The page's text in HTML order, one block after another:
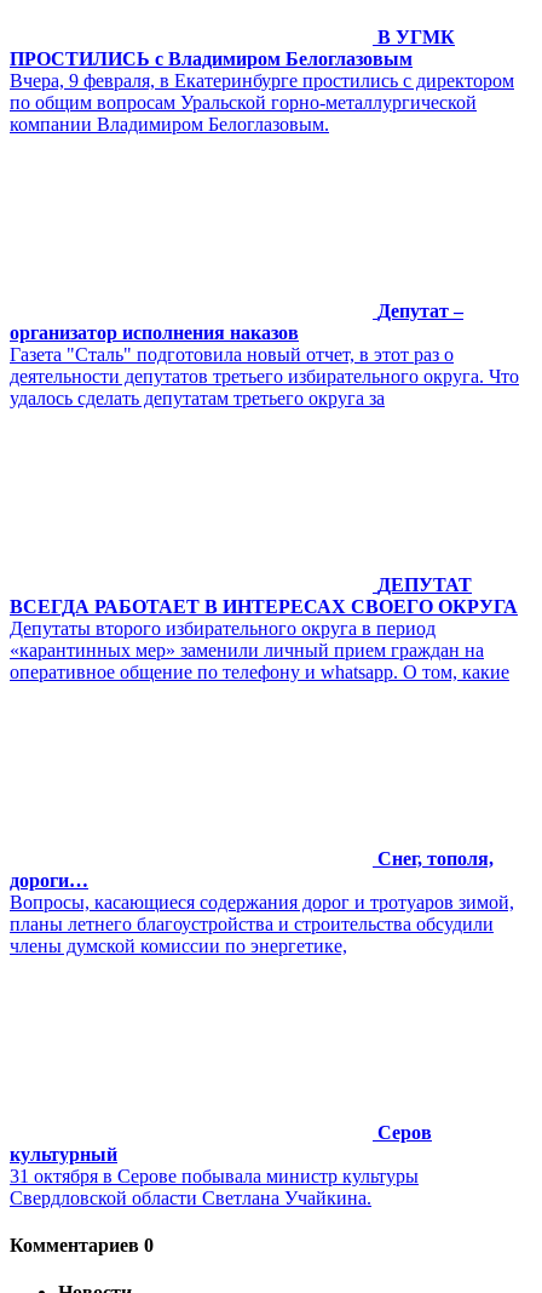
В УГМК
ПРОСТИЛИСЬ с Владимиром Белоглазовым
Вчера, 9 февраля, в Екатеринбурге простились с директором
по общим вопросам Уральской горно-металлургической
компании Владимиром Белоглазовым.
Депутат –
организатор исполнения наказов
Газета "Сталь" подготовила новый отчет, в этот раз о
деятельности депутатов третьего избирательного округа. Что
удалось сделать депутатам третьего округа за
ДЕПУТАТ
ВСЕГДА РАБОТАЕТ В ИНТЕРЕСАХ СВОЕГО ОКРУГА
Депутаты второго избирательного округа в период
«карантинных мер» заменили личный прием граждан на
оперативное общение по телефону и whatsapp. О том, какие
Снег, тополя,
дороги…
Вопросы, касающиеся содержания дорог и тротуаров зимой,
планы летнего благоустройства и строительства обсудили
члены думской комиссии по энергетике,
Серов
культурный
31 октября в Серове побывала министр культуры
Свердловской области Светлана Учайкина.
Комментариев 0